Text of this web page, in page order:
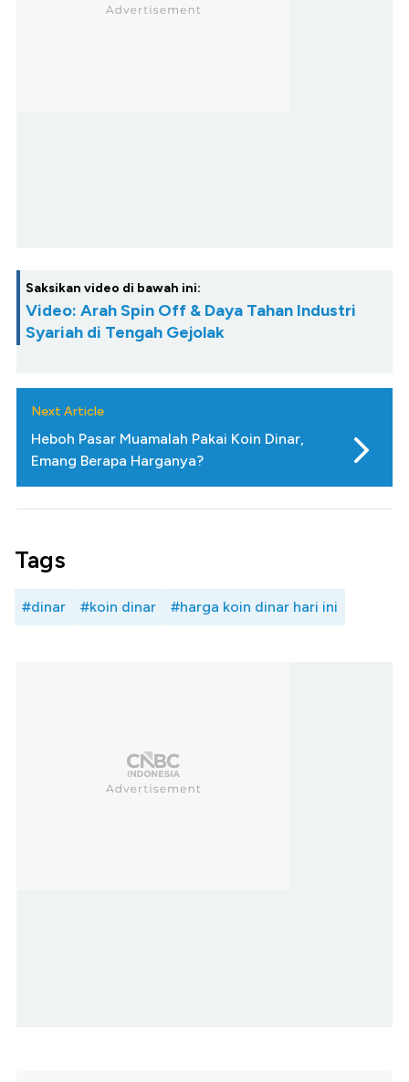
Saksikan video di bawah ini:
Video: Arah Spin Off & Daya Tahan Industri
Syariah di Tengah Gejolak
Next Article
Heboh Pasar Muamalah Pakai Koin Dinar,
Emang Berapa Harganya?
Tags
#dinar #koin dinar #harga koin dinar hari ini